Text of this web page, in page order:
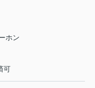
ホン
可